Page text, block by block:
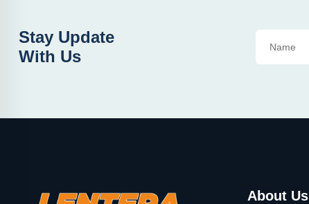
Stay Update
With Us
About Us